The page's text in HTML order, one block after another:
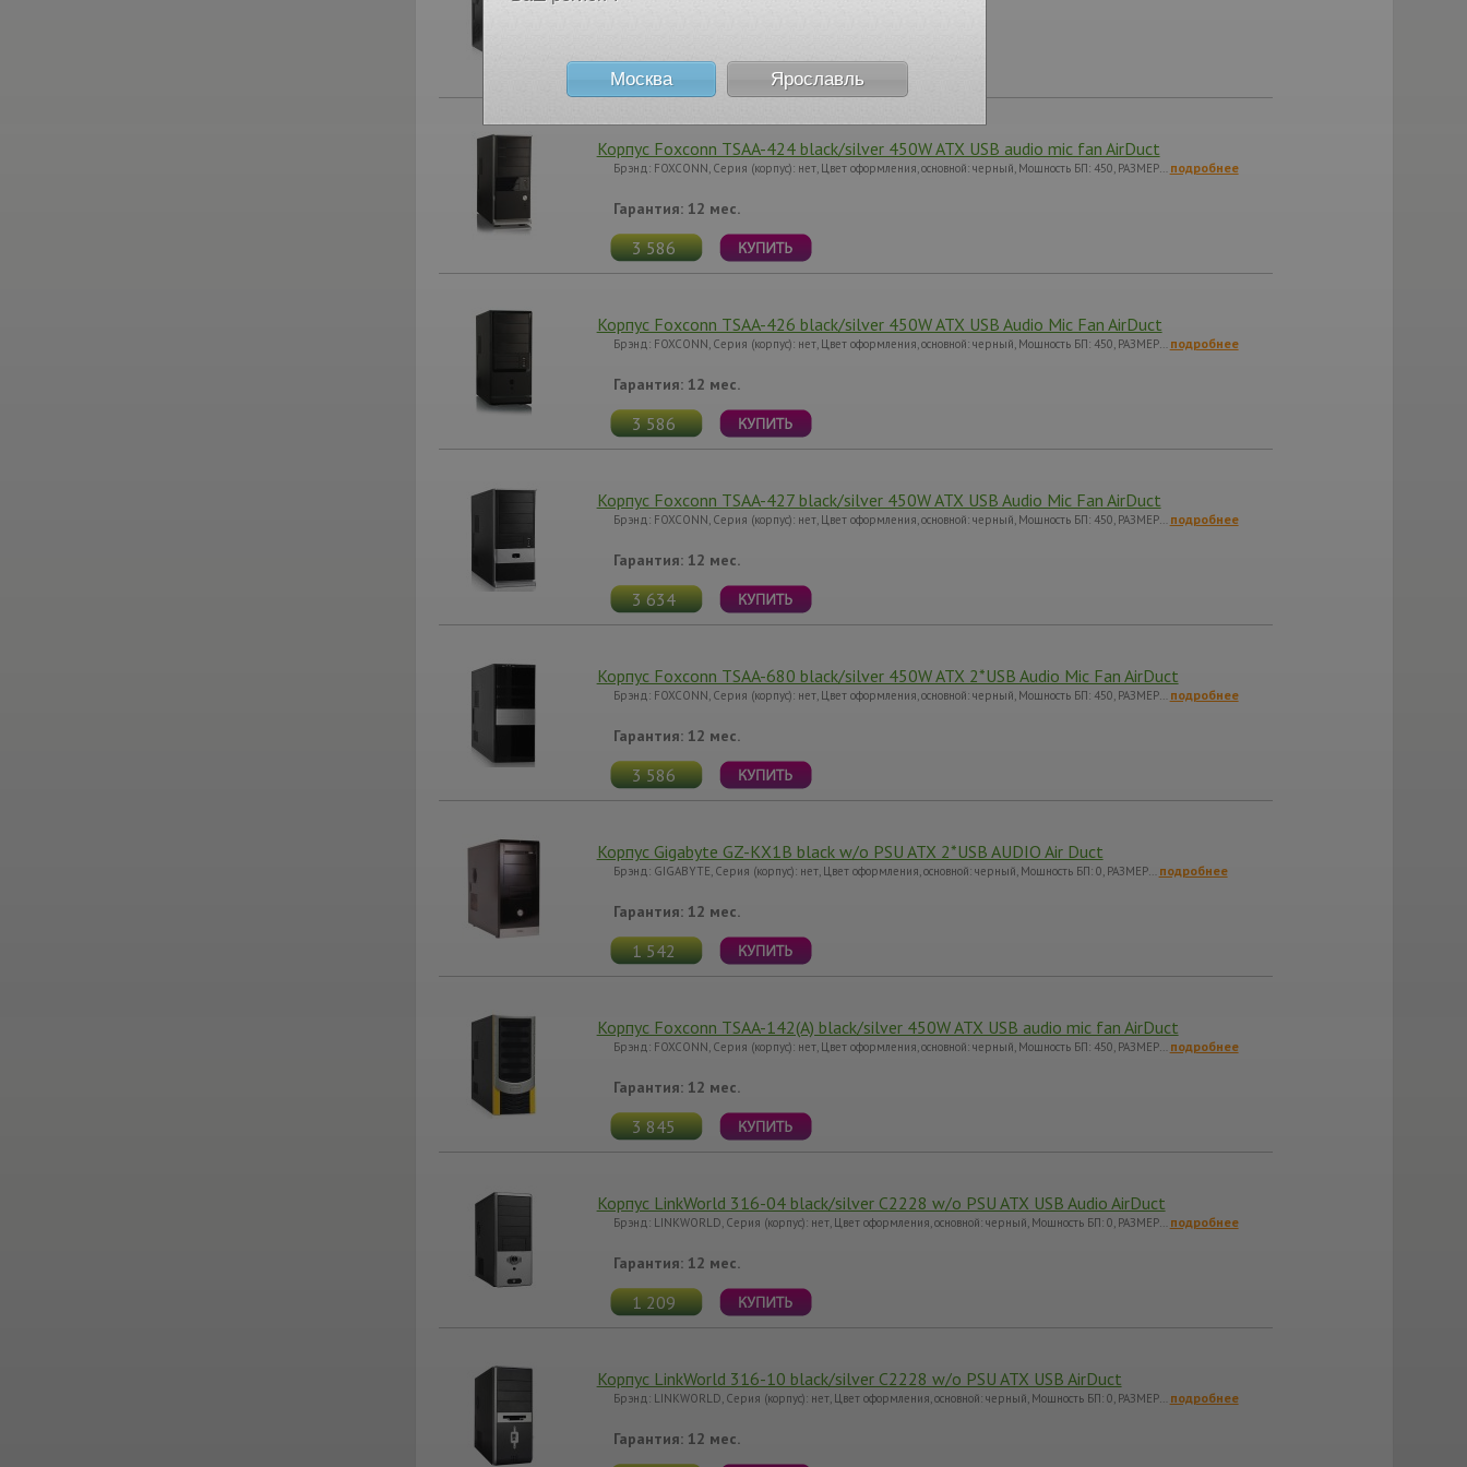
3 793
Корпус Foxconn TSAA-424 black/silver 450W ATX USB audio mic fan AirDuct
Брэнд: FOXCONN, Серия (корпус): нет, Цвет оформления, основной: черный, Мощность БП: 450, РАЗМЕР… подробнее
Гарантия: 12 мес.
3 586
Корпус Foxconn TSAA-426 black/silver 450W ATX USB Audio Mic Fan AirDuct
Брэнд: FOXCONN, Серия (корпус): нет, Цвет оформления, основной: черный, Мощность БП: 450, РАЗМЕР… подробнее
Гарантия: 12 мес.
3 586
Корпус Foxconn TSAA-427 black/silver 450W ATX USB Audio Mic Fan AirDuct
Брэнд: FOXCONN, Серия (корпус): нет, Цвет оформления, основной: черный, Мощность БП: 450, РАЗМЕР… подробнее
Гарантия: 12 мес.
3 634
Корпус Foxconn TSAA-680 black/silver 450W ATX 2*USB Audio Mic Fan AirDuct
Брэнд: FOXCONN, Серия (корпус): нет, Цвет оформления, основной: черный, Мощность БП: 450, РАЗМЕР… подробнее
Гарантия: 12 мес.
3 586
Корпус Gigabyte GZ-KX1B black w/o PSU ATX 2*USB AUDIO Air Duct
Брэнд: GIGABYTE, Серия (корпус): нет, Цвет оформления, основной: черный, Мощность БП: 0, РАЗМЕР… подробнее
Гарантия: 12 мес.
1 542
Корпус Foxconn TSAA-142(A) black/silver 450W ATX USB audio mic fan AirDuct
Брэнд: FOXCONN, Серия (корпус): нет, Цвет оформления, основной: черный, Мощность БП: 450, РАЗМЕР… подробнее
Гарантия: 12 мес.
3 845
Корпус LinkWorld 316-04 black/silver C2228 w/o PSU ATX USB Audio AirDuct
Брэнд: LINKWORLD, Серия (корпус): нет, Цвет оформления, основной: черный, Мощность БП: 0, РАЗМЕР… подробнее
Гарантия: 12 мес.
1 209
Корпус LinkWorld 316-10 black/silver C2228 w/o PSU ATX USB AirDuct
Брэнд: LINKWORLD, Серия (корпус): нет, Цвет оформления, основной: черный, Мощность БП: 0, РАЗМЕР… подробнее
Гарантия: 12 мес.
Москва Ярославль